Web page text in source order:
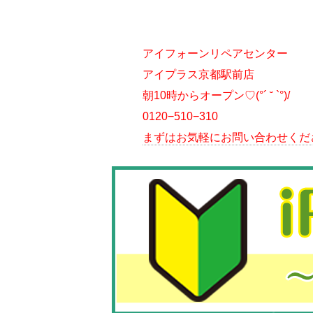
アイフォーンリペアセンター
アイプラス京都駅前店
朝10時からオープン♡(°´ ˘ `°)/
0120−510−310
まずはお気軽にお問い合わせく